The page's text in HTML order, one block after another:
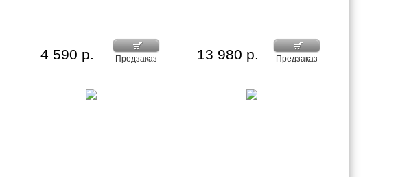
Предзаказ
4 590 р. Предзаказ
13 980 р.